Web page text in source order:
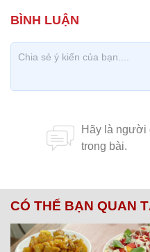
CÓ THỂ BẠN QUAN